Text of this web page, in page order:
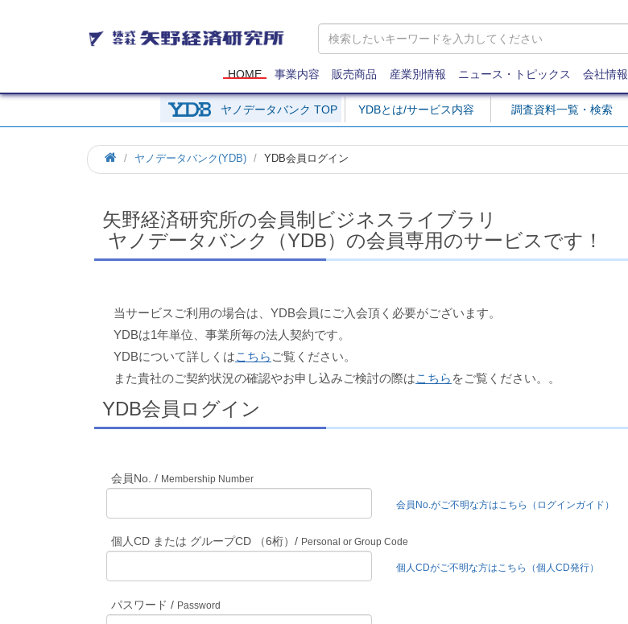
矢
野
研
究
所
HOME 事業内容 販売商品 産業別情報 ニュース・トピックス 会社情報
ヤノデータバンク TOP YDBとは/サービス内容 調査資料一覧・検索
ホ
ー
ヤノデータバンク(YDB) YDB会員ログイン
矢野経済研究所の会員制ビジネスライブラリ
ヤノデータバンク（YDB）の会員専用のサービスです！
当サービスご利用の場合は、YDB会員にご入会頂く必要がございます。
YDBは1年単位、事業所毎の法人契約です。
YDBについて詳しくはこちら ご覧ください。
また貴社のご契約状況の確認やお申し込みご検討の際はこちら をご覧ください。。
YDB会員ログイン
会員No. / Membership Number
会員No.がご不明な方はこちら（ログインガイド）
個人CD または グループCD （6桁）/ Personal or Group Code
個人CDがご不明な方はこちら（個人CD発行）
パスワード / Password